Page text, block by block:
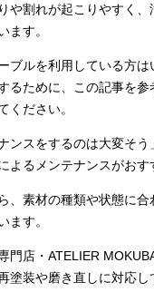
や割れが起こりやすく
ます。
ブルを利用している方は
るために、この記事を参
ください。
ンスをするのは大変そ
よるメンテナンスがおす
、素材の種類や状態に合
ます。
門店・ATELIER
塗装や磨き直しに対応し